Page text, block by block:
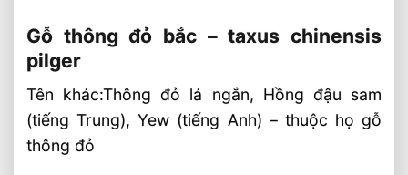
Gỗ thông đỏ bắc – taxus chinensis
pilger
Tên khác:Thông đỏ lá ngắn, Hồng đậu sam
(tiếng Trung), Yew (tiếng Anh) – thuộc họ gỗ
thông đỏ